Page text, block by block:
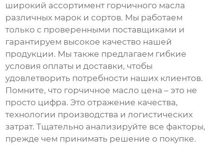
широкий ассортимент горчичного масла
различных марок и сортов. Мы работаем
только с проверенными поставщиками и
гарантируем высокое качество нашей
продукции. Мы также предлагаем гибкие
условия оплаты и доставки, чтобы
удовлетворить потребности наших клиентов.
Помните, что горчичное масло цена – это не
просто цифра. Это отражение качества,
технологии производства и логистических
затрат. Тщательно анализируйте все факторы,
прежде чем принимать решение о покупке.